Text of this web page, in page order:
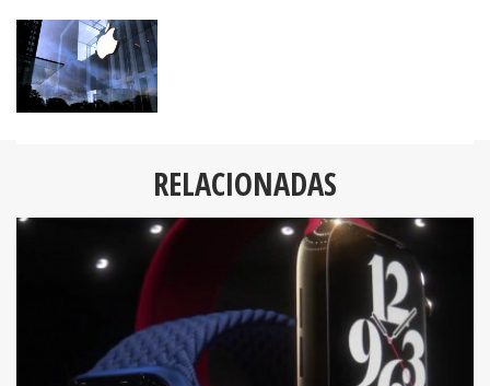
RELACIONADAS